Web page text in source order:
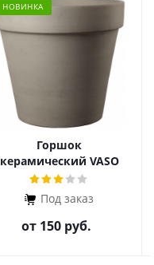
НОВИНКА
Горшок
керамический VASO
Под заказ
от 150 руб.